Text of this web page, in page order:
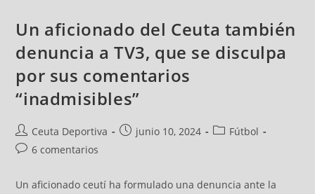
Un aficionado del Ceuta también
denuncia a TV3, que se disculpa
por sus comentarios
“inadmisibles”
Ceuta Deportiva junio 10, 2024
Fútbol
6 comentarios
Un aficionado ceutí ha formulado una denuncia ante la